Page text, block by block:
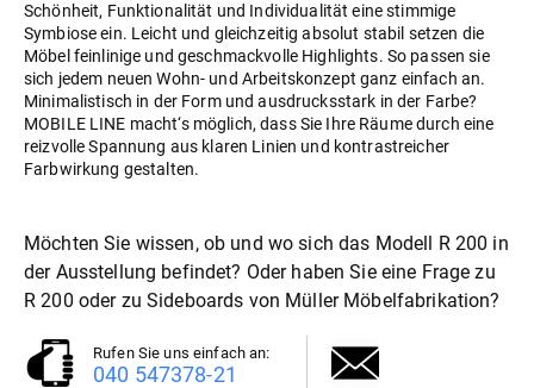
Schönheit, Funktionalität und Individualität eine stimmige
Symbiose ein. Leicht und gleichzeitig absolut stabil setzen die
Möbel feinlinige und geschmackvolle Highlights. So passen sie
sich jedem neuen Wohn- und Arbeitskonzept ganz einfach an.
Minimalistisch in der Form und ausdrucksstark in der Farbe?
MOBILE LINE macht‘s möglich, dass Sie Ihre Räume durch eine
reizvolle Spannung aus klaren Linien und kontrastreicher
Farbwirkung gestalten.
Möchten Sie wissen, ob und wo sich das Modell R 200 in
der Ausstellung befindet? Oder haben Sie eine Frage zu
R 200 oder zuSideboards von Müller Möbelfabrikation?
Rufen Sie uns einfach an:
040 547378-21